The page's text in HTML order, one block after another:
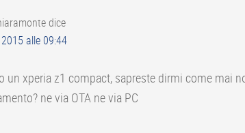
dice
alle 09:44
un xperia z1 compact, sapreste dirmi come mai
ne via OTA ne via PC